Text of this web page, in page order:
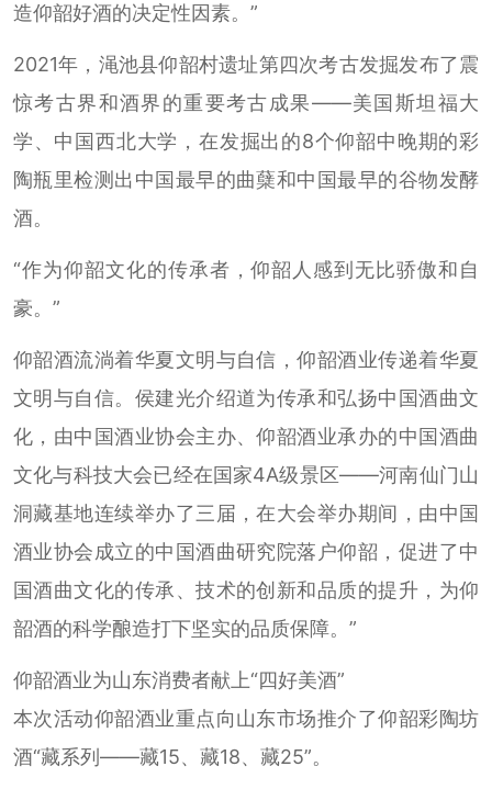
造仰韶好酒的决定性因素。”
2021年，渑池县仰韶村遗址第四次考古发掘发布了震
惊考古界和酒界的重要考古成果——美国斯坦福大
学、中国西北大学，在发掘出的8个仰韶中晚期的彩
陶瓶里检测出中国最早的曲蘖和中国最早的谷物发酵
酒。
“作为仰韶文化的传承者，仰韶人感到无比骄傲和自
豪。”
仰韶酒流淌着华夏文明与自信，仰韶酒业传递着华夏
文明与自信。侯建光介绍道为传承和弘扬中国酒曲文
化，由中国酒业协会主办、仰韶酒业承办的中国酒曲
文化与科技大会已经在国家4A级景区——河南仙门山
洞藏基地连续举办了三届，在大会举办期间，由中国
酒业协会成立的中国酒曲研究院落户仰韶，促进了中
国酒曲文化的传承、技术的创新和品质的提升，为仰
韶酒的科学酿造打下坚实的品质保障。”
仰韶酒业为山东消费者献上“四好美酒”
本次活动仰韶酒业重点向山东市场推介了仰韶彩陶坊
酒“藏系列——藏15、藏18、藏25”。